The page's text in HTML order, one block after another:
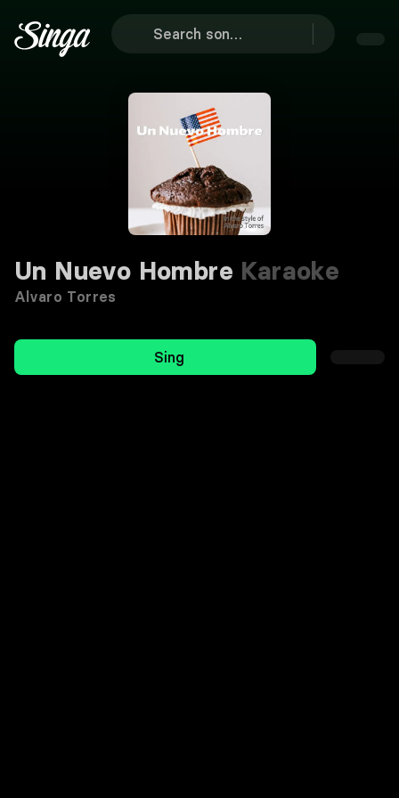
Un Nuevo Hombre Karaoke
Alvaro Torres
Sing